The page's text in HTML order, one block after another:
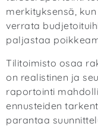
merkityksensä,
verrata
paljastaa
Tilitoimisto osaa
on realistinen ja
raportointi
ennusteiden
parantaa